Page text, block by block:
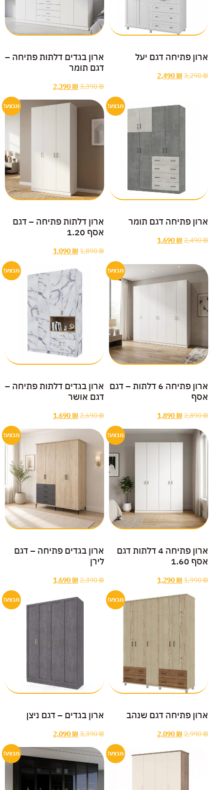
ארון פתיחה דגם יעל
3,290₪
2,490 ₪
ארון בגדים דלתות פתיחה –
דגם תומר
3,390₪
2,390 ₪
מבצע!
ארון פתיחה דגם תומר
2,490₪
1,690 ₪
מבצע!
ארון דלתות פתיחה – דגם
אסף 1.20
1,890₪
1,090 ₪
מבצע!
ארון פתיחה 6 דלתות – דגם
אסף
2,890₪
1,890 ₪
מבצע!
ארון בגדים דלתות פתיחה –
דגם אושר
2,690₪
1,690 ₪
מבצע!
ארון פתיחה 4 דלתות דגם
אסף 1.60
1,990₪
1,290 ₪
מבצע!
ארון בגדים פתיחה – דגם
לירן
2,390₪
1,690 ₪
מבצע!
ארון פתיחה דגם שנהב
2,990₪
2,090 ₪
מבצע!
ארון בגדים – דגם ניצן
3,390₪
2,090 ₪
מבצע! מבצע!